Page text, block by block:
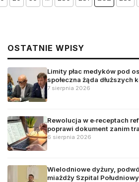
OSTATNIE WPISY
Limity płac medyków pod
społeczna żąda dłuższych
7 sierpnia 2026
Rewolucja w e‑receptach
poprawi dokument zanim
6 sierpnia 2026
Wielodniowe dyżury,
miażdży Szpital Południowy